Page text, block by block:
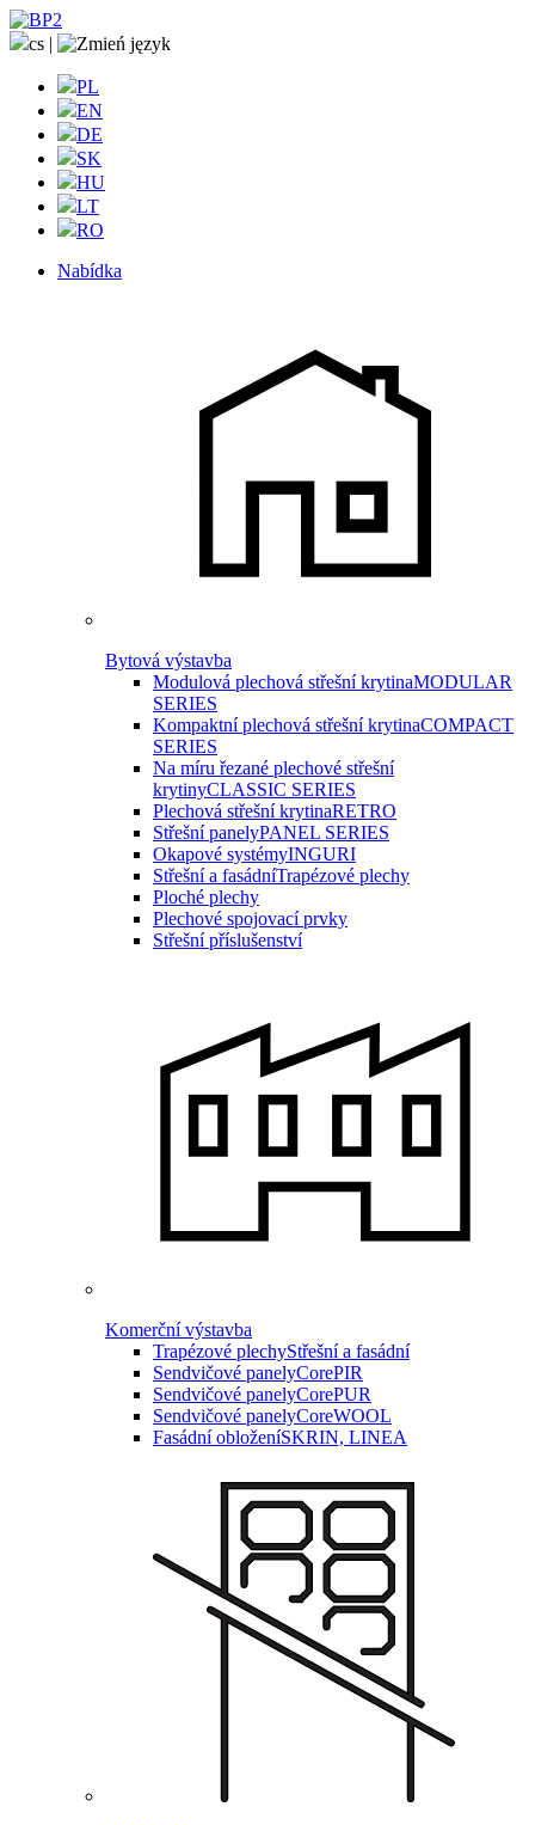
cs |
PL
EN
DE
SK
HU
LT
RO
Nabídka
Bytová výstavba
Modulová plechová střešní krytinaMODULAR
SERIES
Kompaktní plechová střešní krytinaCOMPACT
SERIES
Na míru řezané plechové střešní
krytinyCLASSIC SERIES
Plechová střešní krytinaRETRO
Střešní panelyPANEL SERIES
Okapové systémyINGURI
Střešní a fasádníTrapézové plechy
Ploché plechy
Plechové spojovací prvky
Střešní příslušenství
Komerční výstavba
Trapézové plechyStřešní a fasádní
Sendvičové panelyCorePIR
Sendvičové panelyCorePUR
Sendvičové panelyCoreWOOL
Fasádní obloženíSKRIN, LINEA